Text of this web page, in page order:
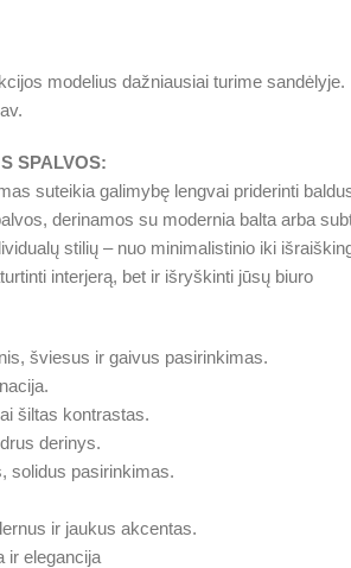
modelius dažniausiai turime sandėlyje.
SPALVOS:
suteikia galimybę lengvai priderinti
derinamos su modernia balta arba
stilių – nuo minimalistinio iki
interjerą, bet ir išryškinti jūsų biuro
šviesus ir gaivus pasirinkimas.
šiltas kontrastas.
derinys.
solidus pasirinkimas.
ir jaukus akcentas.
ir elegancija